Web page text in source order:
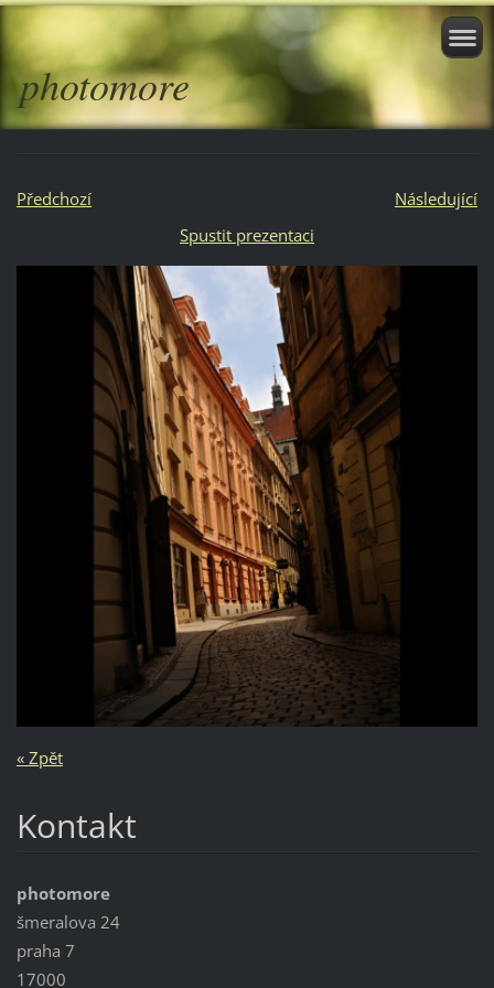
photomore
Předchozí
Následující
Spustit prezentaci
« Zpět
Kontakt
photomore
šmeralova 24
praha 7
17000